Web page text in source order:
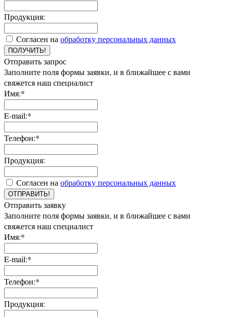
Продукция:
Согласен на обработку персональных данных
ПОЛУЧИТЬ!
Отправить запрос
Заполните поля формы заявки, и в ближайшее с вами
свяжется наш специалист
Имя:*
E-mail:*
Телефон:*
Продукция:
Согласен на обработку персональных данных
ОТПРАВИТЬ!
Отправить заявку
Заполните поля формы заявки, и в ближайшее с вами
свяжется наш специалист
Имя:*
E-mail:*
Телефон:*
Продукция: